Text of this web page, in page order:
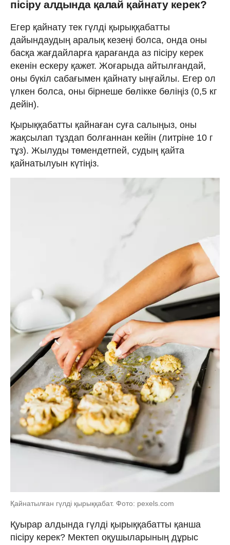
пісіру алдында қалай қайнату керек?
Егер қайнату тек гүлді қырыққабатты
дайындаудың аралық кезеңі болса, онда оны
басқа жағдайларға қарағанда аз пісіру керек
екенін ескеру қажет. Жоғарыда айтылғандай,
оны бүкіл сабағымен қайнату ыңғайлы. Егер ол
үлкен болса, оны бірнеше бөлікке бөліңіз (0,5 кг
дейін).
Қырыққабатты қайнаған суға салыңыз, оны
жақсылап тұздап болғаннан кейін (литріне 10 г
тұз). Жылуды төмендетпей, судың қайта
қайнатылуын күтіңіз.
Қайнатылған гүлді қырыққабат. Фото: pexels.com
Қуырар алдында гүлді қырыққабатты қанша
пісіру керек? Мектеп оқушыларының дұрыс